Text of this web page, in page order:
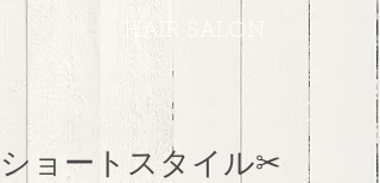
HAIR SALON
ショートスタイル✂︎